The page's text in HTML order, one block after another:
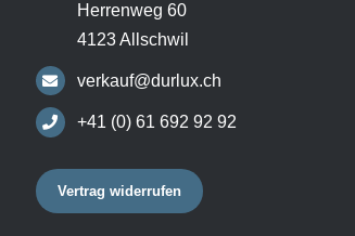
Herrenweg 60
4123 Allschwil
verkauf@durlux.ch
+41 (0) 61 692 92 92
Vertrag widerrufen